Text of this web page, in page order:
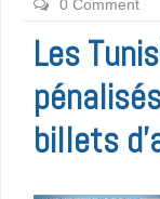
0 Comment
Les
billets